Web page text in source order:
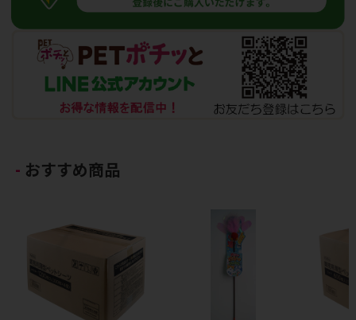
おすすめ商品